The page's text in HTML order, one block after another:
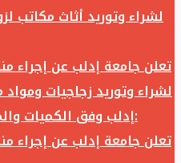
لشراء وتوريد أثاث مكاتب
تعلن جامعة إدلب عن إجراء
لشراء وتوريد زجاجيات ومواد
إدلب وفق الكميات والمواصفات المحددة أدناه:
تعلن جامعة إدلب عن إجراء